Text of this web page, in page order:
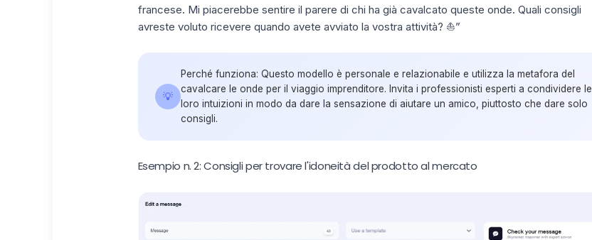
francese. Mi piacerebbe sentire il parere di chi ha già cavalcato queste onde. Quali consigli
avreste voluto ricevere quando avete avviato la vostra attività? ⛵️”
💡
Perché funziona: Questo modello è personale e relazionabile e utilizza la metafora del
cavalcare le onde per il viaggio imprenditore. Invita i professionisti esperti a condividere le
loro intuizioni in modo da dare la sensazione di aiutare un amico, piuttosto che dare solo
consigli.
Esempio n. 2: Consigli per trovare l'idoneità del prodotto al mercato